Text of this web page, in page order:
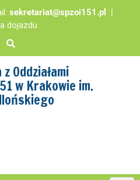
sekretariat@spzoi151.pl
|
dojazdu
Oddziałami
w Krakowie im.